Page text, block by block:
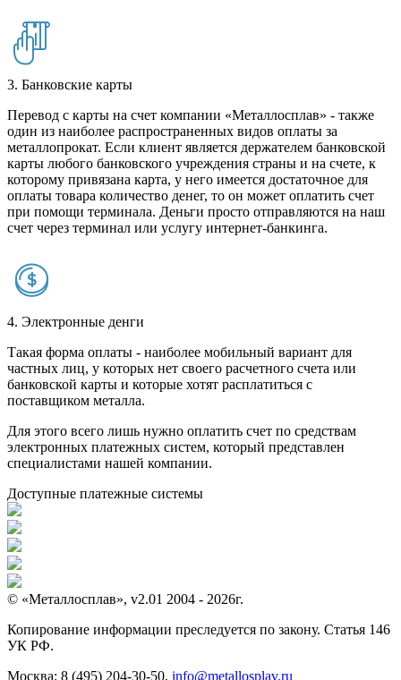
3. Банковские карты
Перевод с карты на счет компании «Металлосплав» - также
один из наиболее распространенных видов оплаты за
металлопрокат. Если клиент является держателем банковской
карты любого банковского учреждения страны и на счете, к
которому привязана карта, у него имеется достаточное для
оплаты товара количество денег, то он может оплатить счет
при помощи терминала. Деньги просто отправляются на наш
счет через терминал или услугу интернет-банкинга.
4. Электронные денги
Такая форма оплаты - наиболее мобильный вариант для
частных лиц, у которых нет своего расчетного счета или
банковской карты и которые хотят расплатиться с
поставщиком металла.
Для этого всего лишь нужно оплатить счет по средствам
электронных платежных систем, который представлен
специалистами нашей компании.
Доступные платежные системы
© «Металлосплав», v2.01 2004 - 2026г.
Копирование информации преследуется по закону. Статья 146
УК РФ.
Москва: 8 (495) 204-30-50, info@metallosplav.ru